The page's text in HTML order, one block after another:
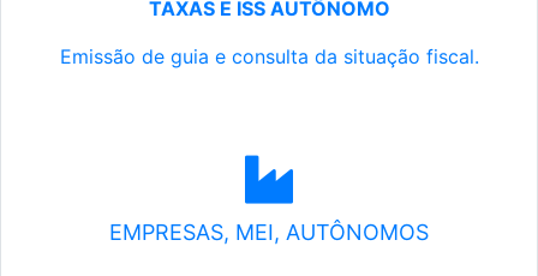
TAXAS E ISS AUTÔNOMO
Emissão de guia e consulta da situação fiscal.
EMPRESAS, MEI, AUTÔNOMOS